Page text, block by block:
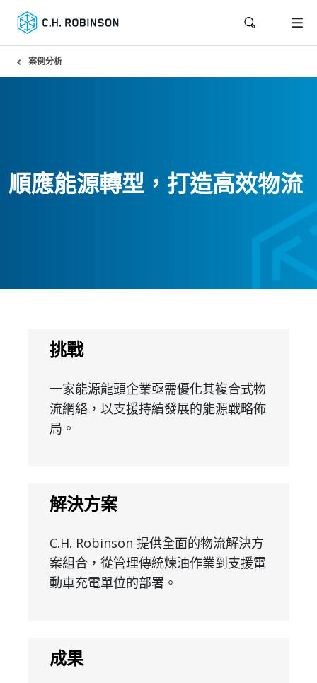
案例分析
順應能源轉型，打造高效物流
挑戰
一家能源龍頭企業亟需優化其複合式物
流網絡，以支援持續發展的能源戰略佈
局。
解決方案
C.H. Robinson 提供全面的物流解決方
案組合，從管理傳統煉油作業到支援電
動車充電單位的部署。
成果